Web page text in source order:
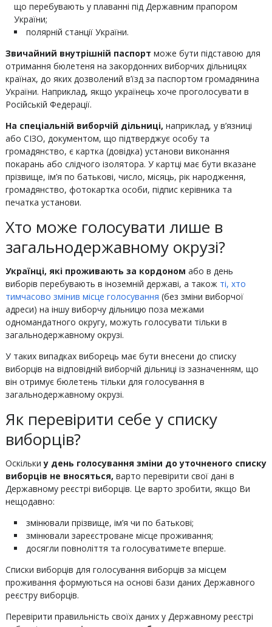
що перебувають у плаванні під Державним прапором
України;
полярній станції України.
Звичайний внутрішній паспорт може бути підставою для
отримання бюлетеня на закордонних виборчих дільницях
країнах, до яких дозволений в’їзд за паспортом громадянина
України. Наприклад, якщо українець хоче проголосувати в
Російській Федерації.
На спеціальній виборчій дільниці, наприклад, у в’язниці
або СІЗО, документом, що підтверджує особу та
громадянство, є картка (довідка) установи виконання
покарань або слідчого ізолятора. У картці має бути вказане
прізвище, ім’я по батькові, число, місяць, рік народження,
громадянство, фотокартка особи, підпис керівника та
печатка установи.
Хто може голосувати лише в
загальнодержавному окрузі?
Українці, які проживають за кордоном або в день
виборів перебувають в іноземній державі, а також ті, хто
тимчасово змінив місце голосування (без зміни виборчої
адреси) на іншу виборчу дільницю поза межами
одномандатного округу, можуть голосувати тільки в
загальнодержавному окрузі.
У таких випадках виборець має бути внесени до списку
виборців на відповідній виборчій дільниці із зазначенням, що
він отримує бюлетень тільки для голосування в
загальнодержавному окрузі.
Як перевірити себе у списку
виборців?
Оскількиу день голосування зміни до уточненого списку
виборців не вносяться, варто перевірити свої дані в
Державному реєстрі виборців. Це варто зробити, якщо Ви
нещодавно:
змінювали прізвище, ім’я чи по батькові;
змінювали зареєстроване місце проживання;
досягли повноліття та голосуватимете вперше.
Списки виборців для голосування виборців за місцем
проживання формуються на основі бази даних Державного
реєстру виборців.
Перевірити правильність своїх даних у Державному реєстрі